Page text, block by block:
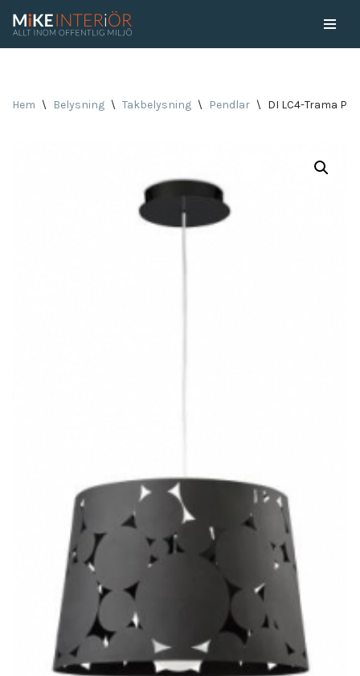
Hem \ Belysning \ Takbelysning \ Pendlar \ DI LC4-Trama